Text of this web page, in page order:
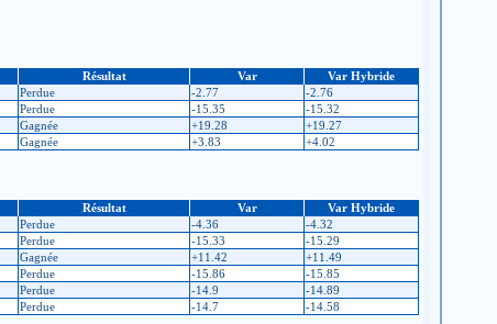
Résultat Var
Var Hybride
Perdue -2.77
-2.76
Perdue -15.35
-15.32
Gagnée +19.28
+19.27
Gagnée +3.83 +4.02
Résultat Var
Var Hybride
Perdue -4.36
-4.32
Perdue -15.33
-15.29
Gagnée +11.42
+11.49
Perdue -15.86
-15.85
Perdue -14.9
-14.89
Perdue -14.7 -14.58